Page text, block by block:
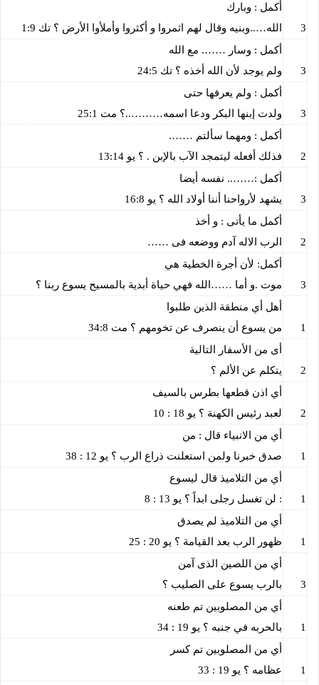
3
أكمل : وبارك
الله…..وبنيه وقال لهم اثمروا و أكثروا وأملأوا الأرض ؟ تك 1:9
3
أكمل : وسار ……. مع الله
ولم يوجد لأن الله أخذه ؟ تك 24:5
3
أكمل : ولم يعرفها حتى
ولدت إبنها البكر ودعا اسمه………..؟ مت 25:1
2
أكمل : ومهما سألتم …….
فذلك أفعله ليتمجد الآب بالإبن . ؟ يو 13:14
3
أكمل :…….. نفسه أيضا
يشهد لأرواحنا أننا أولاد الله ؟ يو 16:8
2
أكمل ما يأتى : و أخذ
الرب الاله آدم ووضعه فى ……
3
أكمل: لأن أجرة الخطية هي
موت .و أما ……الله فهي حياة أبدية بالمسيح يسوع ربنا ؟
1
أهل أي منطقة الذين طلبوا
من يسوع أن ينصرف عن تخومهم ؟ مت 34:8
2
أى من الأسفار التالية
يتكلم عن الألم ؟
2
أي اذن قطعها بطرس بالسيف
لعبد رئيس الكهنة ؟ يو 18 : 10
1
أي من الانبياء قال : من
صدق خبرنا ولمن استعلنت ذراع الرب ؟ يو 12 : 38
1
أي من التلاميذ قال ليسوع
: لن تغسل رجلى ابداً ؟ يو 13 : 8
1
أي من التلاميذ لم يصدق
ظهور الرب بعد القيامة ؟ يو 20 : 25
3
أي من اللصين الذى آمن
بالرب يسوع على الصليب ؟
1
أي من المصلوبين تم طعنه
بالحربه في جنبه ؟ يو 19 : 34
1
أي من المصلوبين تم كسر
عظامه ؟ يو 19 : 33